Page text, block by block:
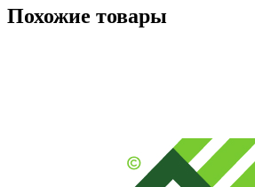
Похожие товары